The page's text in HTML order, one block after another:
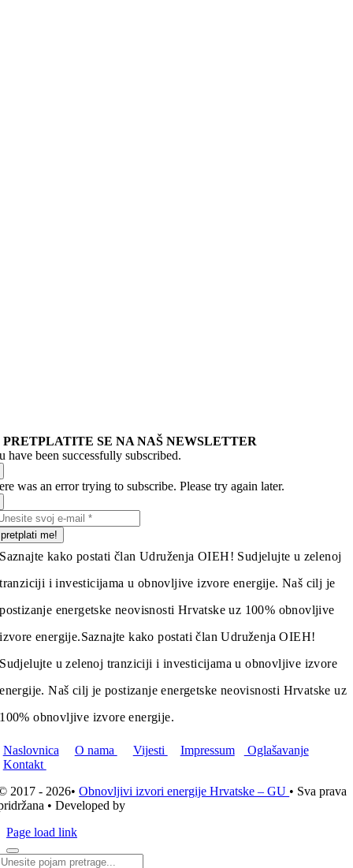
PRETPLATITE SE NA NAŠ NEWSLETTER
have been successfully subscribed.
was an error trying to subscribe. Please try again later.
pretplati me!
Saznajte kako postati član Udruženja OIEH! Sudjelujte u zelenoj
tranziciji i investicijama u obnovljive izvore energije. Naš cilj je
postizanje energetske neovisnosti Hrvatske uz 100% obnovljive
izvore energije.Saznajte kako postati član Udruženja OIEH!
Sudjelujte u zelenoj tranziciji i investicijama u obnovljive izvore
energije. Naš cilj je postizanje energetske neovisnosti Hrvatske uz
100% obnovljive izvore energije.
Naslovnica O nama Vijesti Impressum
Oglašavanje
Kontakt
2017 - 2026•Obnovljivi izvori energije Hrvatske – GU • Sva prava
• Developed by
Page load link